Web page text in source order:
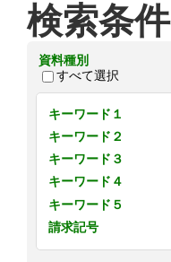
検索条件
資料種別
すべて選択
キーワード１
キーワード２
キーワード３
キーワード４
キーワード５
請求記号